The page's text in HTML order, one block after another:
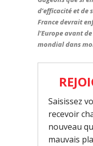
d’efficacité et de
France devrait
l’Europe avant
mondial dans